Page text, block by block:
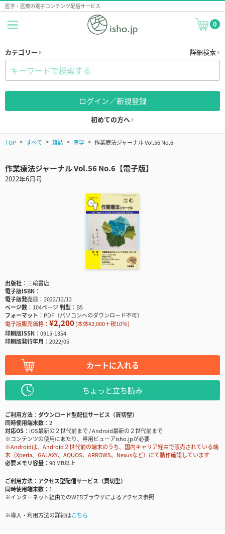
医学・医療の電子コンテンツ配信サービス
0
カテゴリー 詳細検索
ログイン／新規登録
初めての方へ
TOP すべて 雑誌 医学 作業療法ジャーナル Vol.56 No.6
作業療法ジャーナル Vol.56 No.6【電子版】
2022年6月号
出版社
三輪書店
電子版ISBN
電子版発売日
2022/12/12
ページ数
104ページ判型
B5
フォーマット
PDF（パソコンへのダウンロード不可）
電子版販売価格： ¥2,200(本体¥2,000＋税10％)
印刷版ISSN
0915-1354
印刷版発行年月
2022/05
カートに入れる
ちょっと立ち読み
ご利用方法
ダウンロード型配信サービス（買切型）
同時使用端末数
2
対応OS
iOS最新の２世代前まで / Android最新の２世代前まで
※コンテンツの使用にあたり、専用ビューアisho.jpが必要
※Androidは、Android２世代前の端末のうち、国内キャリア経由で販売されている端
末（Xperia、GALAXY、AQUOS、ARROWS、Nexusなど）にて動作確認しています
必要メモリ容量
90 MB以上
ご利用方法
アクセス型配信サービス（買切型）
同時使用端末数
1
※インターネット経由でのWEBブラウザによるアクセス参照
※導入・利用方法の詳細はこちら